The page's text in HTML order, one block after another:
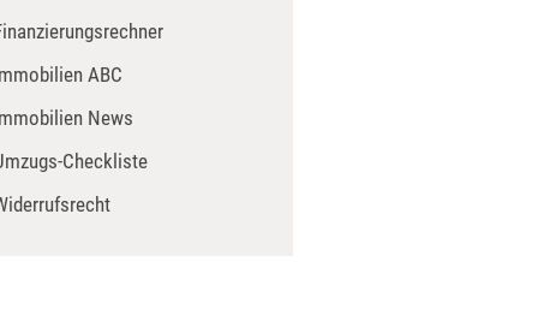
ABC
News
Checkliste